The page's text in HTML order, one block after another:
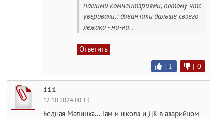
нашими комментариями, потому что
уверовали,: диванчики дальше своего
лежака - ни-ни. ,
Ответить
| 1 | 0
111
12.10.2024 00:13
Бедная Малинка... Там и школа и ДК в аварийном